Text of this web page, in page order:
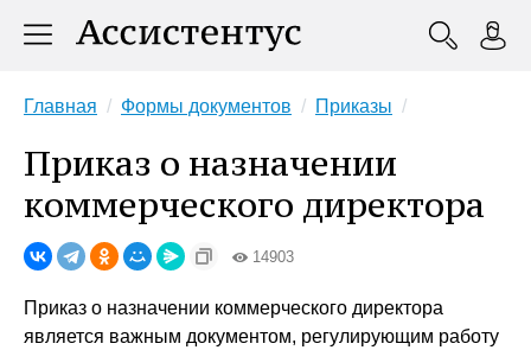
Главная Формы документов Приказы
Приказ о назначении
коммерческого директора
14903
Приказ о назначении коммерческого директора
является важным документом, регулирующим работу